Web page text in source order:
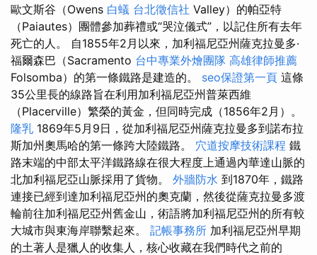
歐文斯谷（Owens 白蟻 台北徵信社 Valley）的帕亞特
（Paiautes）團體參加葬禮或“哭泣儀式”，以記住所有去年
死亡的人。 自1855年2月以來，加利福尼亞州薩克拉曼多·
福爾森巴（Sacramento 台中專業外燴團隊 高雄律師推薦
Folsomba）的第一條鐵路是建造的。 seo保證第一頁 這條
35公里長的線路旨在利用加利福尼亞州普萊西維
（Placerville）繁榮的黃金，但同時完成（1856年2月）。
隆乳 1869年5月9日，從加利福尼亞州薩克拉曼多到諾布拉
斯加州奧馬哈的第一條跨大陸鐵路。 穴道按摩技術課程 鐵
路末端的中部太平洋鐵路線在很大程度上通過內華達山脈的
北加利福尼亞山脈採用了貨物。 外牆防水 到1870年，鐵路
連接已經到達加利福尼亞州的奧克蘭，然後從薩克拉曼多渡
輪前往加利福尼亞州舊金山，術語將加利福尼亞州的所有較
大城市與東海岸聯繫起來。 記帳事務所 加利福尼亞州早期
的土著人是獵人的收集人，核心收藏在我們時代之前的